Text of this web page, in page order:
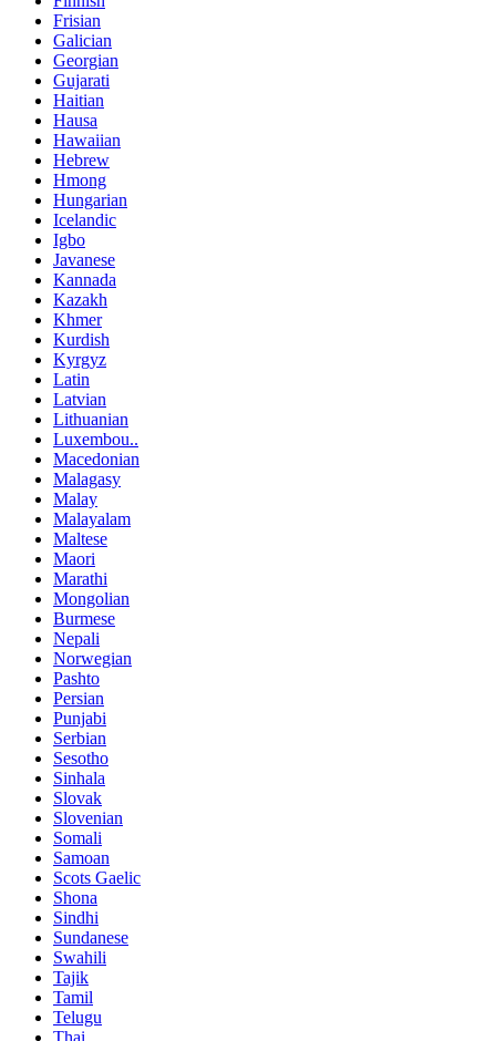
Frisian
Galician
Georgian
Gujarati
Haitian
Hausa
Hawaiian
Hebrew
Hmong
Hungarian
Icelandic
Igbo
Javanese
Kannada
Kazakh
Khmer
Kurdish
Kyrgyz
Latin
Latvian
Lithuanian
Luxembou..
Macedonian
Malagasy
Malay
Malayalam
Maltese
Maori
Marathi
Mongolian
Burmese
Nepali
Norwegian
Pashto
Persian
Punjabi
Serbian
Sesotho
Sinhala
Slovak
Slovenian
Somali
Samoan
Scots Gaelic
Shona
Sindhi
Sundanese
Swahili
Tajik
Tamil
Telugu
Thai